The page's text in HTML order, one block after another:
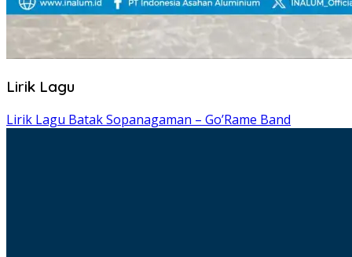
Lirik Lagu
Lirik Lagu Batak Sopanagaman – Go’Rame Band